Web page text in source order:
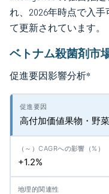
れ、2026年時点で入
て更新されています。
ベトナム殺菌剤市
促進要因影響分析*
高付加価値果物・野
+1.2%